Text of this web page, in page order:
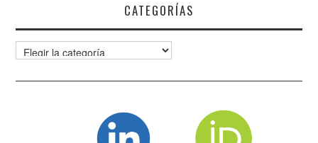
CATEGORÍAS
Categorías